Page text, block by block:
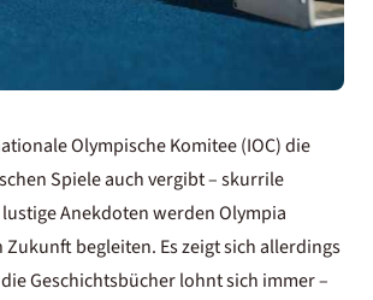
Olympische Komitee (IOC) die
Spiele auch vergibt – skurrile
Anekdoten werden Olympia
begleiten. Es zeigt sich allerdings
Geschichtsbücher lohnt sich immer –